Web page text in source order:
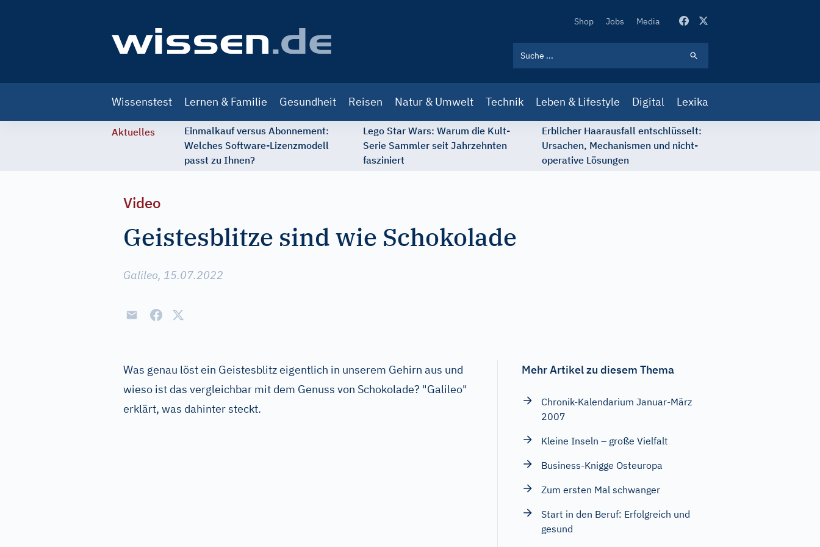
Secondary
Shop Jobs Media
navigation
Wissenstest Lernen & Familie Gesundheit Reisen Natur & Umwelt Technik Leben & Lifestyle Digital Lexika
Aktuelles
Einmalkauf versus Abonnement:
Welches Software-Lizenzmodell
passt zu Ihnen?
Lego Star Wars: Warum die Kult-
Serie Sammler seit Jahrzehnten
fasziniert
Erblicher Haarausfall entschlüsselt:
Ursachen, Mechanismen und nicht-
operative Lösungen
Video
Geistesblitze sind wie Schokolade
Galileo, 15.07.2022
Was genau löst ein Geistesblitz eigentlich in unserem Gehirn aus und
wieso ist das vergleichbar mit dem Genuss von Schokolade? "Galileo"
erklärt, was dahinter steckt.
Mehr Artikel zu diesem Thema
Chronik-Kalendarium Januar-März
2007
Kleine Inseln – große Vielfalt
Business-Knigge Osteuropa
Zum ersten Mal schwanger
Start in den Beruf: Erfolgreich und
gesund